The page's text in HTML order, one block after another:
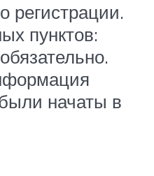
регистрации.
пунктов:
начаты в